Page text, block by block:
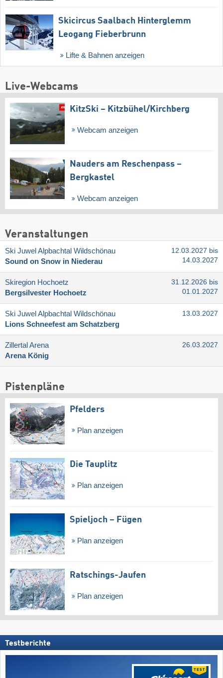
Skicircus Saalbach Hinterglemm
Leogang Fieberbrunn
Lifte & Bahnen anzeigen
Live-Webcams
KitzSki – Kitzbühel/​Kirchberg
Webcam anzeigen
Nauders am Reschenpass –
Bergkastel
Webcam anzeigen
Veranstaltungen
Ski Juwel Alpbachtal Wildschönau
Sound on Snow in Niederau
12.03.2027 bis
14.03.2027
Skiregion Hochoetz
Bergsilvester Hochoetz
31.12.2026 bis
01.01.2027
Ski Juwel Alpbachtal Wildschönau
Lions Schneefest am Schatzberg
13.03.2027
Zillertal Arena
Arena König
26.03.2027
Pistenpläne
Pfelders
Plan anzeigen
Die Tauplitz
Plan anzeigen
Spieljoch – Fügen
Plan anzeigen
Ratschings-Jaufen
Plan anzeigen
Testberichte